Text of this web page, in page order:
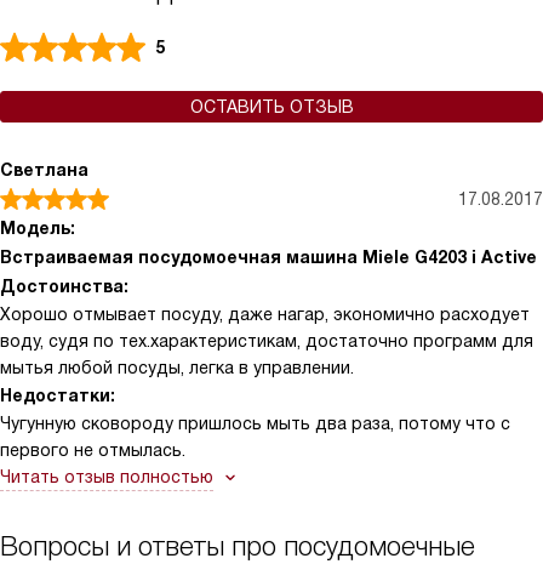
5
ОСТАВИТЬ ОТЗЫВ
Светлана
17.08.2017
Модель:
Встраиваемая посудомоечная машина Miele G4203 i Active
Достоинства:
Хорошо отмывает посуду, даже нагар, экономично расходует
воду, судя по тех.характеристикам, достаточно программ для
мытья любой посуды, легка в управлении.
Недостатки:
Чугунную сковороду пришлось мыть два раза, потому что с
первого не отмылась.
Читать отзыв полностью
Вопросы и ответы про посудомоечные